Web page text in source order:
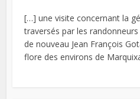
[…] une visite concernant la
traversés par les
de nouveau Jean François
flore des environs de